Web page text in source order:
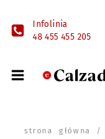
Infolinia
48 455 455 205
strona główna /